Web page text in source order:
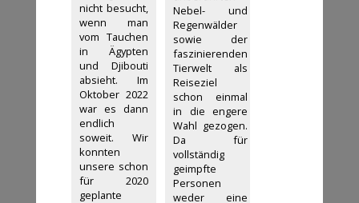
nicht besucht,
wenn man
vom Tauchen
in Ägypten
und Djibouti
absieht. Im
Oktober 2022
war es dann
endlich
soweit. Wir
konnten
unsere schon
für 2020
geplante
Nebel- und
Regenwälder
sowie der
faszinierenden
Tierwelt als
Reiseziel
schon einmal
in die engere
Wahl gezogen.
Da für
vollständig
geimpfte
Personen
weder eine